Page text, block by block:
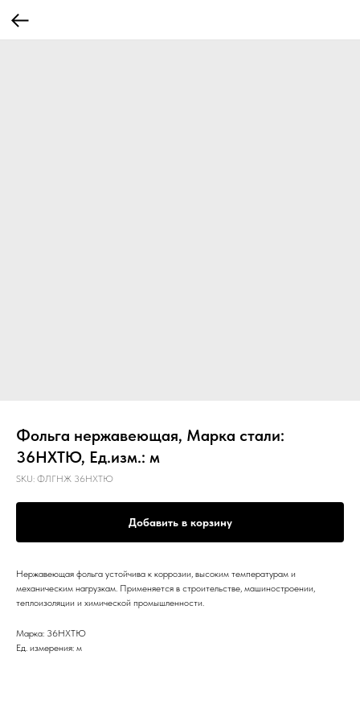
Фольга нержавеющая, Марка стали:
36НХТЮ, Ед.изм.: м
SKU: ФЛГНЖ 36НХТЮ
Добавить в корзину
Нержавеющая фольга устойчива к коррозии, высоким температурам и
механическим нагрузкам. Применяется в строительстве, машиностроении,
теплоизоляции и химической промышленности.
Марка: 36НХТЮ
Ед. измерения: м